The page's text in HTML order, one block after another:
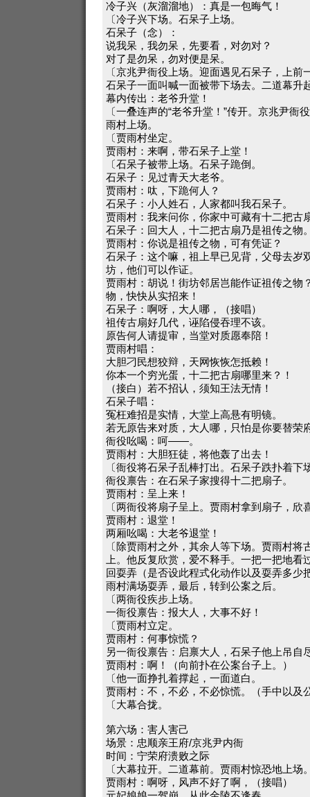
冷子兴（灰溜溜地）：真是一包晦气！
〔冷子兴下场。石呆子上场。
石呆子（念）：
说我呆，我勿呆，先要看，对勿对？
对了是勿呆，勿对便是呆。
〔京兆尹衙役上场。迎面遇见石呆子，上
石呆子一面叫喊一面被带下场去。二道幕升
幕内传出：老爷升堂！
〔一叠连声的“老爷升堂！”传开。京兆尹衙
雨村上场。
〔贾雨村坐定。
贾雨村：来啊，带石呆子上堂！
〔石呆子被带上场。石呆子跪倒。
石呆子：见过青天大老爷。
贾雨村：呔，下跪何人？
石呆子：小人姓石，人家都叫我石呆子。
贾雨村：我来问你，你家中可藏有十二把古
石呆子：回大人，十二把古扇乃是祖传之物
贾雨村：你说是祖传之物，可有凭证？
石呆子：这个嘛，祖上早已见背，父母去岁
坊，他们可以作证。
贾雨村：胡说！街坊邻居岂能作证祖传之物
物，快快从实招来！
石呆子：啊呀，大人哪，（接唱）
祖传古扇好几代，诬陷侵吞理不该。
原告何人请提审，当堂对质愿奉陪！
贾雨村唱：
大胆刁民想狡辩，天网恢恢怎抵赖！
你本一个穷光蛋，十二把古扇哪里来？！
（接白）若不招认，须知王法无情！
石呆子唱：
冤枉难招是实情，大堂上高悬有明镜。
若无原告来对质，大人哪，只怕是你要替荣
衙役吆喝：呵——。
贾雨村：大胆狂徒，将他轰了出去！
〔衙役将石呆子乱棒打出。石呆子跌扑着下
衙役禀告：在石呆子家搜得十二把扇子。
贾雨村：呈上来！
〔两衙役将扇子呈上。贾雨村拿到扇子，欣
贾雨村：退堂！
两厢吆喝：大老爷退堂！
〔除贾雨村之外，其余人等下场。贾雨村
上。他反复欣赏，爱不释手。一把一把地看
回耍弄（是否设此程式化动作以及耍弄多少
雨村满场耍弄，最后，转到公案之后。
〔两衙役疾步上场。
一衙役禀告：报大人，大事不好！
〔贾雨村立定。
贾雨村：何事惊慌？
另一衙役禀告：启禀大人，石呆子他上吊自
贾雨村：啊！（向前扑在公案台子上。）
〔他一面挣扎着撑起，一面道白。
贾雨村：不，不必，不必惊慌。（手中以及
〔大幕合拢。
第六场：害人害己
场景：忠顺亲王府/京兆尹内衙
时间：宁荣府溃败之际
〔大幕拉开。二道幕前。贾雨村惊恐地上场
贾雨村：啊呀，风声不好了啊，（接唱）